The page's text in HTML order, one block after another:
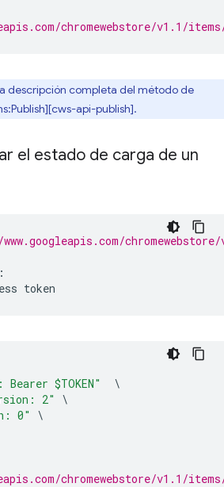
chromewebstore/v1.1/
descripción completa del método de
api-publish].
el estado de carga de un
:
token
$TOKEN"
\
2"
\
0"
\
chromewebstore/v1.1/